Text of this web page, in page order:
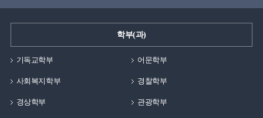
학부(과)
기독교학부 어문학부
사회복지학부 경찰학부
경상학부 관광학부